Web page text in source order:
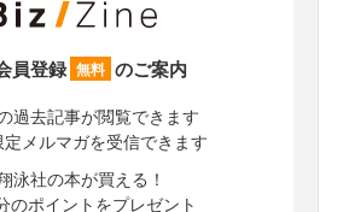
員登録 無料 のご案内
過去記事が閲覧できます
定メルマガを受信できます
泳社の本が買える！
のポイントをプレゼント